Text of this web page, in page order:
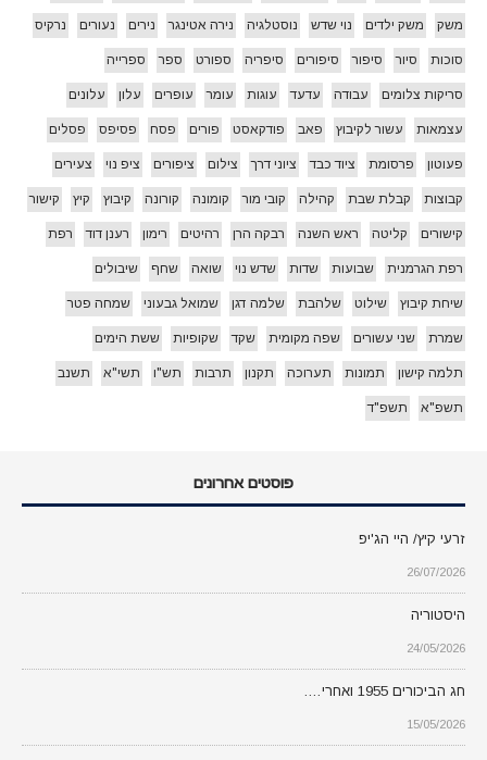
משק משק ילדים נוי שדש נוסטלגיה נירה אטינגר נירים נעורים נרקיס
סוכות סיור סיפור סיפורים סיפריה ספורט ספר ספרייה
סריקות צלומים עבודה עדעד עוגות עומר עופרים עלון עלונים
עצמאות עשור לקיבוץ פאב פודקאסט פורים פסח פסיפס פסלים
פעוטון פרסומת ציוד כבד ציוני דרך צילום ציפורים ציפ נוי צעירים
קבוצות קבלת שבת קהילה קובי מור קומונה קורונה קיבוץ קיץ קישור
קישורים קליטה ראש השנה רבקה הרן רהיטים רימון רענן דוד רפת
רפת הגרמנית שבועות שדות שדש נוי שואה שחף שיבולים
שיחת קיבוץ שילוט שלהבת שלמה דגן שמואל גבעוני שמחה פטר
שמרת שני עשורים שפה מקומית שקד שקופיות ששת הימים
תלמה קישון תמונות תערוכה תקנון תרבות תש"ו תשי"א תשנב
תשפ"א תשפ"ד
פוסטים אחרונים
זרעי קיץ/ היי הג'יפ
26/07/2026
היסטוריה
24/05/2026
חג הביכורים 1955 ואחרי….
15/05/2026